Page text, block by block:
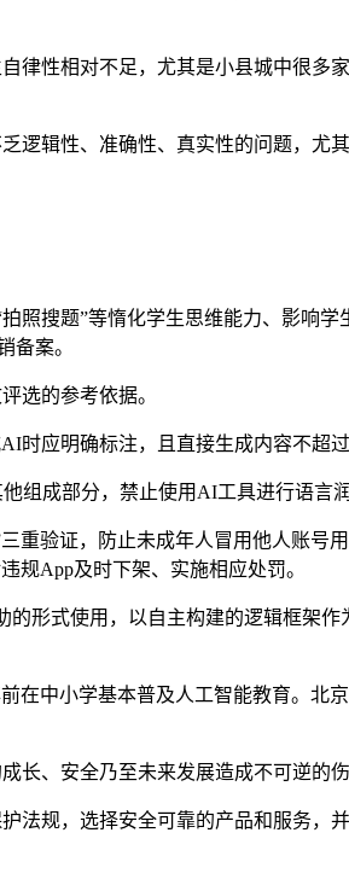
性相对不足，尤其是小县城中很多
辑性、准确性、真实性的问题，尤
搜题”等惰化学生思维能力、影响学
备案。
选的参考依据。
应明确标注，且直接生成内容不超过
成部分，禁止使用AI工具进行语言润
验证，防止未成年人冒用他人账号
规App及时下架、实施相应处罚。
形式使用，以自主构建的逻辑框架作
中小学基本普及人工智能教育。北
、安全乃至未来发展造成不可逆的伤
规，选择安全可靠的产品和服务，